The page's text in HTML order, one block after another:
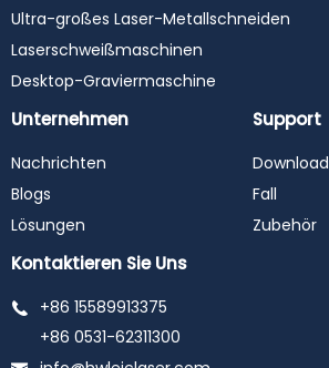
Ultra-großes Laser-Metallschneiden
Laserschweißmaschinen
Desktop-Graviermaschine
Unternehmen
Nachrichten
Blogs
Lösungen
Support
Download
Fall
Zubehör
Kontaktieren Sie Uns
+86 15589913375
+86 0531-62311300